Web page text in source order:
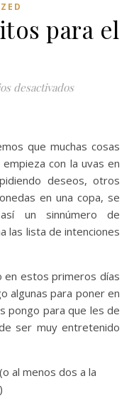
para el
desactivadosen Lista de
que muchas cosas
con la uvas en
deseos, otros
en una copa, se
un sinnúmero de
las lista de intenciones
en estos primeros días
algunas para poner en
pongo para que les de
ser muy entretenido
al menos dos a la